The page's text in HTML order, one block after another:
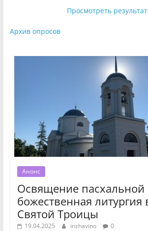
Просмотреть
Архив опросов
Анонс
Освящение пасхальной
божественная литургия
Святой Троицы
19.04.2025 inzhavino 0